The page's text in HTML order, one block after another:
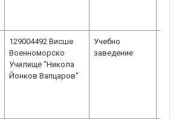
129004492 Висше
Военноморско
Училище "Никола
Йонков Вапцаров"
Учебно
заведение